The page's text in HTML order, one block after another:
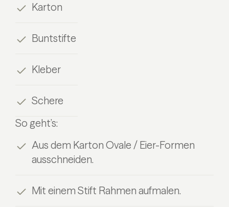
Karton
Buntstifte
Kleber
Schere
So geht’s:
Aus dem Karton Ovale / Eier-Formen
ausschneiden.
Mit einem Stift Rahmen aufmalen.